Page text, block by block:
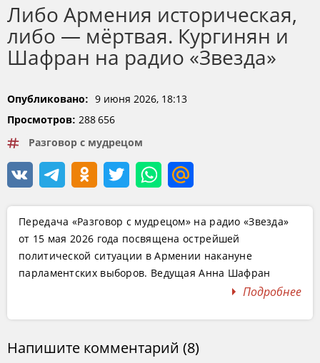
Либо Армения историческая,
либо — мёртвая. Кургинян и
Шафран на радио «Звезда»
Опубликовано: 9 июня 2026, 18:13
Просмотров: 288 656
Разговор с мудрецом
Передача «Разговор с мудрецом» на радио «Звезда»
от 15 мая 2026 года посвящена острейшей
политической ситуации в Армении накануне
парламентских выборов. Ведущая Анна Шафран
обсуждает с политологом, театральным режиссёром,
Кургиняном глубинные процессы в Закавказье и их
значение для России и глобального мироустройства.
Подробнее
Напишите комментарий (8)